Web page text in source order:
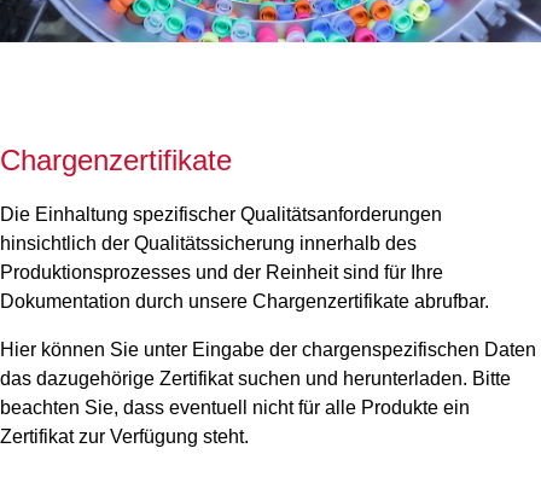
Chargenzertifikate
Die Einhaltung spezifischer Qualitätsanforderungen
hinsichtlich der Qualitätssicherung innerhalb des
Produktionsprozesses und der Reinheit sind für Ihre
Dokumentation durch unsere Chargenzertifikate abrufbar.
Hier können Sie unter Eingabe der chargenspezifischen Daten
das dazugehörige Zertifikat suchen und herunterladen. Bitte
beachten Sie, dass eventuell nicht für alle Produkte ein
Zertifikat zur Verfügung steht.